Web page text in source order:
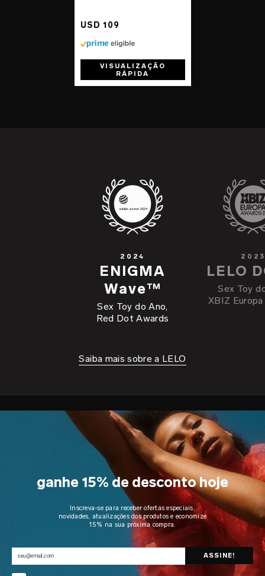
USD 109
VISUALIZAÇÃO
RÁPIDA
2024
ENIGMA
Wave™
Sex Toy do Ano,
Red Dot Awards
2023
LELO
Sex Toy
XBIZ
Saiba mais sobre a LELO
ganhe 15% de desconto hoje
Inscreva-se para receber ofertas especiais,
novidades, atualizações dos produtos e economize
15% na sua próxima compra.